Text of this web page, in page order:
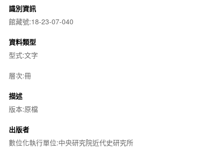
識別資訊
館藏號:18-23-07-040
資料類型
型式:文字
層次:冊
描述
版本:原檔
出版者
數位化執行單位:中央研究院近代史研究所